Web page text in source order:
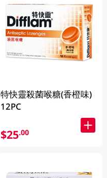
特快靈殺菌喉糖(香橙味)
12PC
$25.00